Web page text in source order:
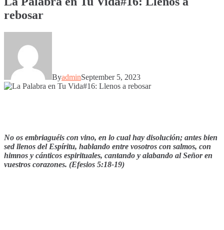
rebosar
ByadminSeptember 5, 2023
No os embriaguéis con vino, en lo cual hay disolución; antes bien
sed llenos del Espíritu, hablando entre vosotros con salmos, con
himnos y cánticos espirituales, cantando y alabando al Señor en
vuestros corazones. (Efesios 5:18-19)